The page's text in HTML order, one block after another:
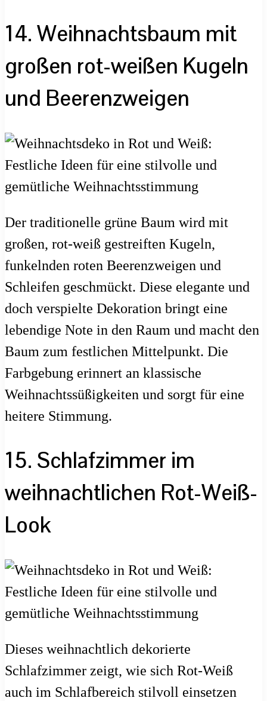
14. Weihnachtsbaum mit
großen rot-weißen Kugeln
und Beerenzweigen
Der traditionelle grüne Baum wird mit
großen, rot-weiß gestreiften Kugeln,
funkelnden roten Beerenzweigen und
Schleifen geschmückt. Diese elegante und
doch verspielte Dekoration bringt eine
lebendige Note in den Raum und macht den
Baum zum festlichen Mittelpunkt. Die
Farbgebung erinnert an klassische
Weihnachtssüßigkeiten und sorgt für eine
heitere Stimmung.
15. Schlafzimmer im
weihnachtlichen Rot-Weiß-
Look
Dieses weihnachtlich dekorierte
Schlafzimmer zeigt, wie sich Rot-Weiß
auch im Schlafbereich stilvoll einsetzen